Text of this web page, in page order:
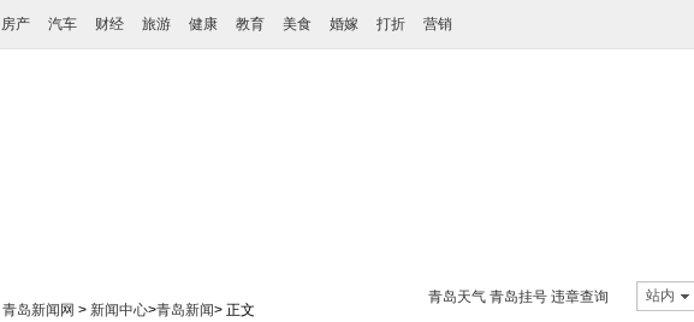
房产 汽车 财经 旅游 健康 教育 美食 婚嫁 打折 营销
站内
青岛天气 青岛挂号 违章查询
青岛新闻网 > 新闻中心>青岛新闻> 正文